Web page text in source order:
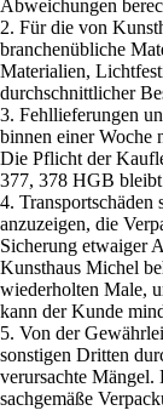
Abweichungen
2. Für die von
branchenübliche
Materialien,
durchschnittlicher
3. Fehllieferungen
binnen einer Woche
Die Pflicht der
377, 378 HGB
4.
anzuzeigen, die
Sicherung etwaiger
Kunsthaus Michel
wiederholten Male,
kann der Kunde
5. Von der
sonstigen Dritten
verursachte
sachgemäße